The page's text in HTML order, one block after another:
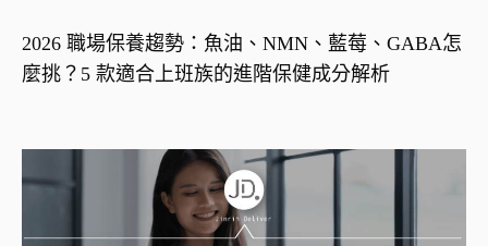
2026 職場保養趨勢：魚油、NMN、藍莓、GABA怎
麼挑？5 款適合上班族的進階保健成分解析